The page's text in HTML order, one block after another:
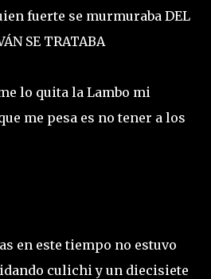
fuerte se murmuraba DEL
SE TRATABA
lo quita la Lambo mi
me pesa es no tener a los
en este tiempo no estuvo
culichi y un diecisiete